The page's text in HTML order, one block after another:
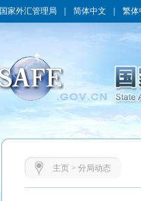
国家外汇管理局 简体中文 繁体
主页> 分局动态